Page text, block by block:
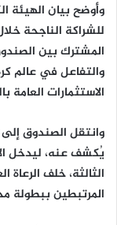
وأوضح بيان الهيئة
المشترك بين
والتفاعل في عالم
الاستثمارات العامة
وانتقل الصندوق
يُكشف عنه، ليدخل
الثالثة، خلف الرعاة
المرتبطين ببطولة